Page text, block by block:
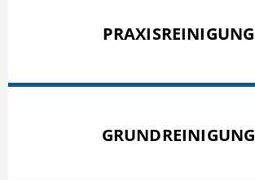
PRAXISREINIGUNG
GRUNDREINIGUNG